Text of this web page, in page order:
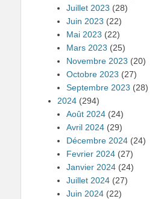
Juillet 2023 (28)
Juin 2023 (22)
Mai 2023 (22)
Mars 2023 (25)
Novembre 2023 (20)
Octobre 2023 (27)
Septembre 2023 (28)
2024 (294)
Août 2024 (24)
Avril 2024 (29)
Décembre 2024 (24)
Fevrier 2024 (27)
Janvier 2024 (24)
Juillet 2024 (27)
Juin 2024 (22)